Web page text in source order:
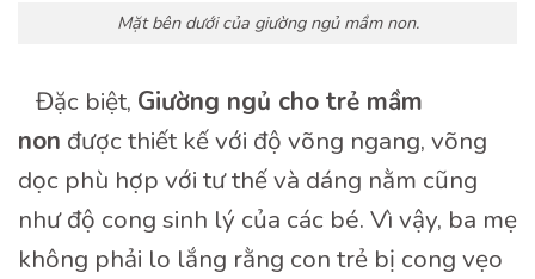
Mặt bên dưới của giường ngủ mầm non.
Đặc biệt, Giường ngủ cho trẻ mầm
non được thiết kế với độ võng ngang, võng
dọc phù hợp với tư thế và dáng nằm cũng
như độ cong sinh lý của các bé. Vì vậy, ba mẹ
không phải lo lắng rằng con trẻ bị cong vẹo